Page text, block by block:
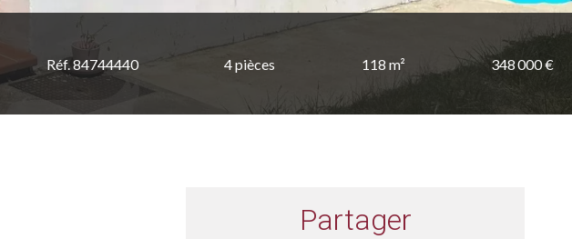
Réf. 84744440 4 pièces 118 m² 348 000 €
Partager